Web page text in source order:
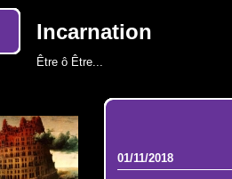
Incarnation
Être ô Être...
01/11/2018